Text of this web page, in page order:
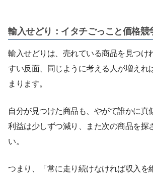
輸入せどり：イタチごっこと価格競
輸入せどりは、売れている商品を見つけ
すい反面、同じように考える人が増えれ
まります。
自分が見つけた商品も、やがて誰かに真
利益は少しずつ減り、また次の商品を探
い。
つまり、「常に走り続けなければ収入を